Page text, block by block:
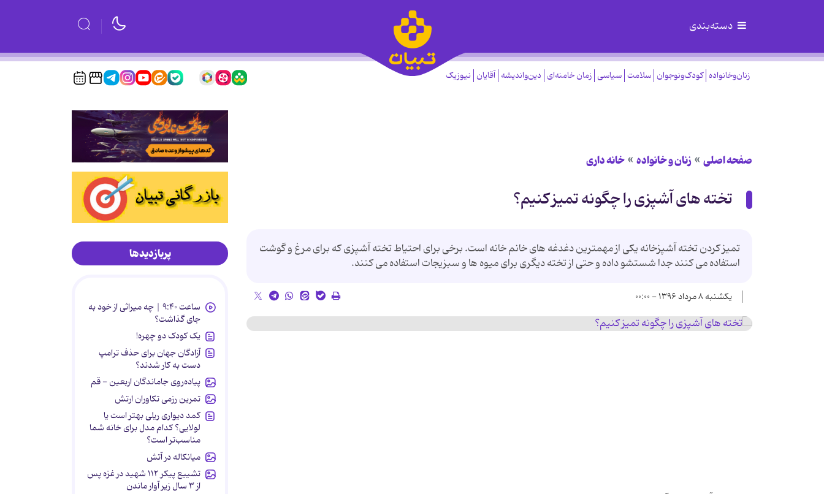
دسته‌بندی
زنان‌وخانواده کودک‌ونوجوان سلامت سیاسی زمان خامنه‌ای دین‌واندیشه آقایان نیوزیک
صفحه اصلی زنان و خانواده خانه داری
تخته های آشپزی را چگونه تمیز کنیم؟
تمیز کردن تخته آشپزخانه یکی از مهمترین دغدغه های خانم خانه است. برخی برای احتیاط تخته آشپزی که برای مرغ و گوشت
استفاده می کنند جدا شستشو داده و حتی از تخته دیگری برای میوه ها و سبزیجات استفاده می کنند.
یکشنبه ۸ مرداد ۱۳۹۶ - ۰۰:۰۰
پربازدیدها
ساعت ۹:۴۰ | چه میراثی از خود به
جای گذاشت؟
یک کودک دو چهره!
آزادگان جهان برای حذف ترامپ
دست به کار شدند؟
پیاده‌روی جاماندگان اربعین - قم
تمرین رزمی تکاوران ارتش
کمد دیواری ریلی بهتر است یا
لولایی؟ کدام مدل برای خانه شما
مناسب‌تر است؟
میانکاله در آتش
تشییع پیکر ۱۱۲ شهید در غزه پس
از ۳ سال زیر آوار ماندن